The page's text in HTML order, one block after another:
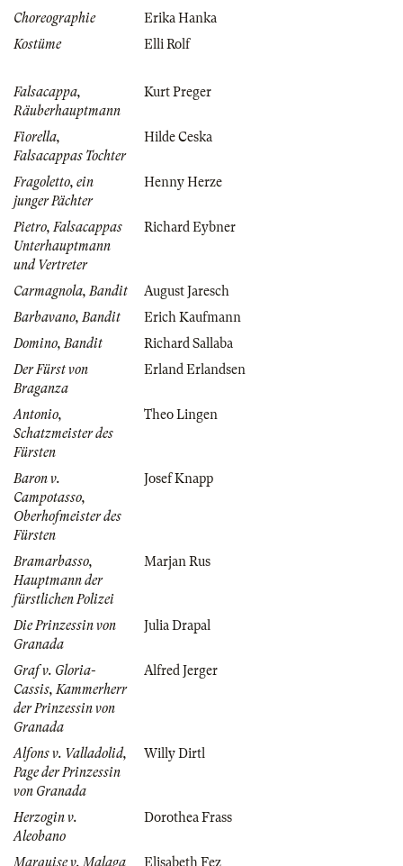
Choreographie
Erika Hanka
Kostüme
Elli Rolf
Falsacappa,
Räuberhauptmann
Kurt Preger
Fiorella,
Falsacappas Tochter
Hilde Ceska
Fragoletto, ein
junger Pächter
Henny Herze
Pietro, Falsacappas
Unterhauptmann
und Vertreter
Richard Eybner
Carmagnola, Bandit
August Jaresch
Barbavano, Bandit
Erich Kaufmann
Domino, Bandit
Richard Sallaba
Der Fürst von
Braganza
Erland Erlandsen
Antonio,
Schatzmeister des
Fürsten
Theo Lingen
Baron v.
Campotasso,
Oberhofmeister des
Fürsten
Josef Knapp
Bramarbasso,
Hauptmann der
fürstlichen Polizei
Marjan Rus
Die Prinzessin von
Granada
Julia Drapal
Graf v. Gloria-
Cassis, Kammerherr
der Prinzessin von
Granada
Alfred Jerger
Alfons v. Valladolid,
Page der Prinzessin
von Granada
Willy Dirtl
Herzogin v.
Aleobano
Dorothea Frass
Marquise v. Malaga Elisabeth Fez